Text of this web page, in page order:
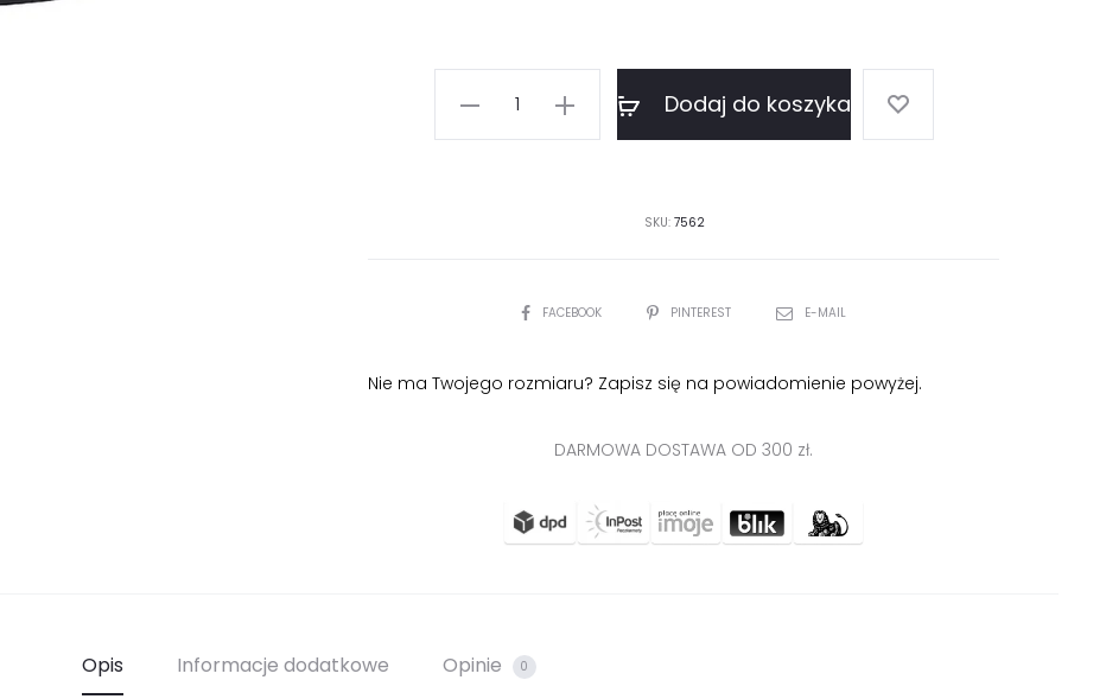
Dodaj do koszyka
SKU: 7562
PODZIELFACEBOOK PINTEREST E-MAIL
Nie ma Twojego rozmiaru? Zapisz się na powiadomienie powyżej.
DARMOWA DOSTAWA OD 300 zł.
Opis Informacje dodatkowe Opinie 0